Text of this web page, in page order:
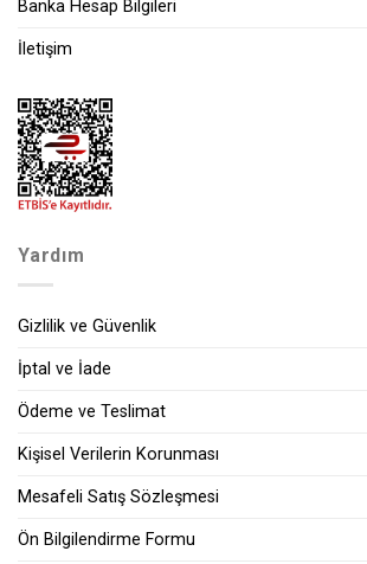
Banka Hesap Bilgileri
İletişim
Yardım
Gizlilik ve Güvenlik
İptal ve İade
Ödeme ve Teslimat
Kişisel Verilerin Korunması
Mesafeli Satış Sözleşmesi
Ön Bilgilendirme Formu